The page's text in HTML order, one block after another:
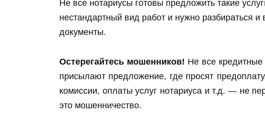
Не все нотариусы готовы предложить такие
нестандартный вид работ и нужно разбираться
документы.
Остерегайтесь мошенников! Не все
присылают предложение, где просят
комиссии, оплаты услуг нотариуса и т.д. — не
это мошенничество.